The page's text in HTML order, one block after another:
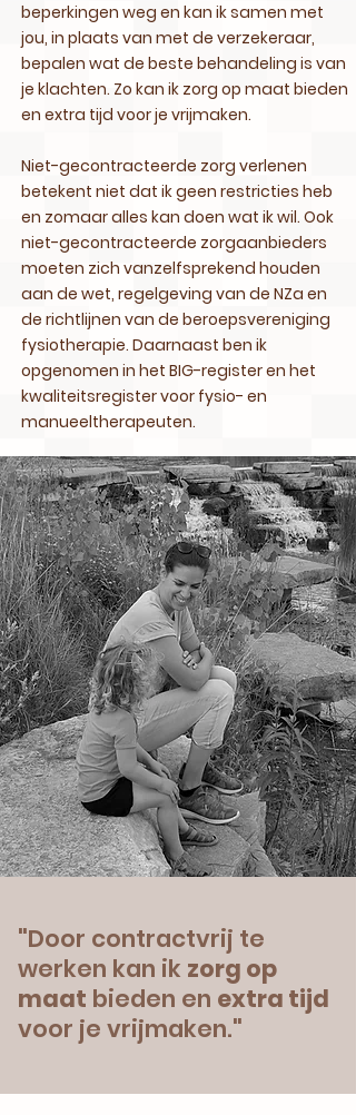
beperkingen weg en kan ik samen met
jou, in plaats van met de verzekeraar,
bepalen wat de beste behandeling is van
je klachten. Zo kan ik zorg op maat bieden
en extra tijd voor je vrijmaken.
Niet-gecontracteerde zorg verlenen
betekent niet dat ik geen restricties heb
en zomaar alles kan doen wat ik wil. Ook
niet-gecontracteerde zorgaanbieders
moeten zich vanzelfsprekend houden
aan de wet, regelgeving van de NZa en
de richtlijnen van de beroepsvereniging
fysiotherapie. Daarnaast ben ik
opgenomen in het BIG-register en het
kwaliteitsregister voor fysio- en
manueeltherapeuten.
"Door contractvrij te
werken kan ik zorg op
maat bieden en extra tijd
voor je vrijmaken."